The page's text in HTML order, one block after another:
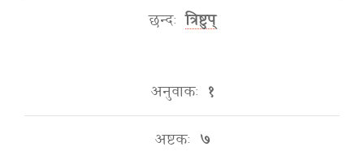
छन्दः त्रिष्टुप्
अनुवाकः १
अष्टकः ७